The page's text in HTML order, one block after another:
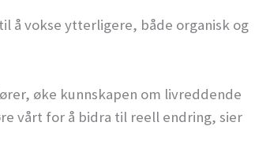
å vokse ytterligere, både organisk og
øke kunnskapen om livreddende
vårt for å bidra til reell endring, sier